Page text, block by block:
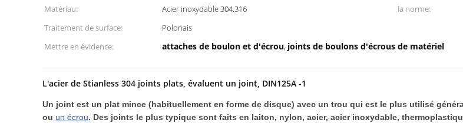
Matériau: Acier inoxydable 304.316 la norme:
Traitement de surface:
Polonais
Mettre en évidence:
attaches de boulon et d'écrou, joints de boulons d'écrous de matériel
L'acier de Stianless 304 joints plats, évaluent un joint, DIN125A -1
Un joint est un plat mince (habituellement en forme de disque) avec un trou qui est le plus utilisé
ou un écrou. Des joints le plus typique sont faits en laiton, nylon, acier, acier inoxydable,